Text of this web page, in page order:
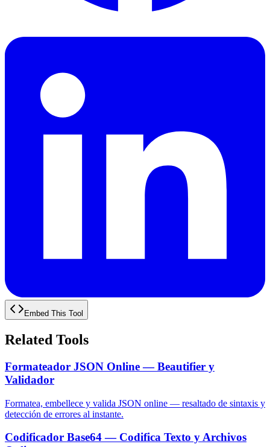
Embed This Tool
Related Tools
Formateador JSON Online — Beautifier y
Validador
Formatea, embellece y valida JSON online — resaltado de sintaxis y
detección de errores al instante.
Codificador Base64 — Codifica Texto y Archivos